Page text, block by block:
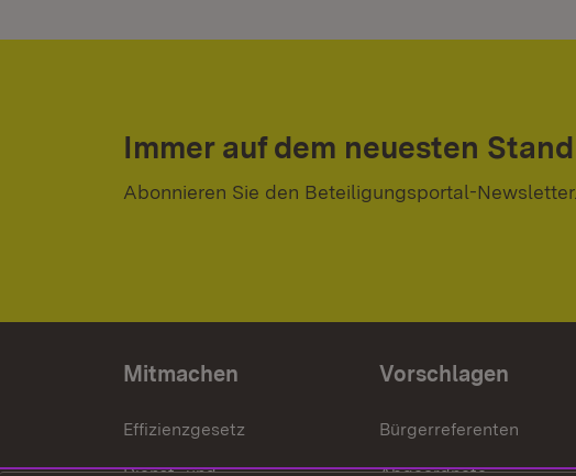
Immer auf dem neuesten Stand
Abonnieren Sie den Beteiligungsportal-Newsletter.
Mitmachen
Effizienzgesetz
Vorschlagen
Bürgerreferenten